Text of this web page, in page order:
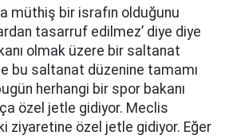
müthiş bir israfın olduğunu
tasarruf edilmez’ diye diye
olmak üzere bir saltanat
bu saltanat düzenine tamamı
herhangi bir spor bakanı
özel jetle gidiyor. Meclis
ziyaretine özel jetle gidiyor. Eğer